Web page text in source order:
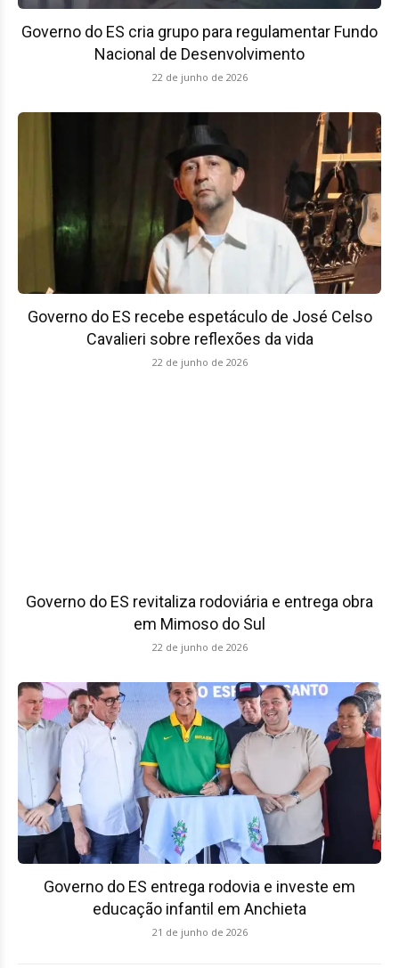
Governo do ES cria grupo para regulamentar Fundo
Nacional de Desenvolvimento
22 de junho de 2026
Governo do ES recebe espetáculo de José Celso
Cavalieri sobre reflexões da vida
22 de junho de 2026
Governo do ES revitaliza rodoviária e entrega obra
em Mimoso do Sul
22 de junho de 2026
Governo do ES entrega rodovia e investe em
educação infantil em Anchieta
21 de junho de 2026